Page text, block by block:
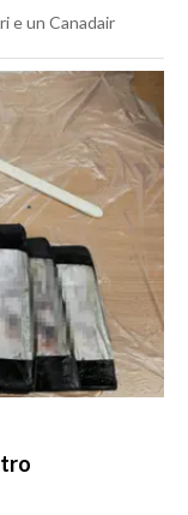
e un Canadair